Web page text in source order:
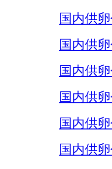
国内供
国内供
国内供
国内供
国内供
国内供